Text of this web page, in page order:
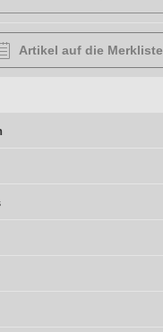
Artikel auf die Merkliste